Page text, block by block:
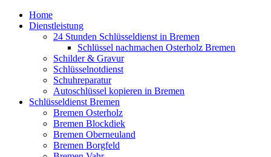
Home
Dienstleistung
24 Stunden Schlüsseldienst in Bremen
Schlüssel nachmachen Osterholz Bremen
Schilder & Gravur
Schlüsselnotdienst
Schuhreparatur
Autoschlüssel kopieren in Bremen
Schlüsseldienst Bremen
Bremen Osterholz
Bremen Blockdiek
Bremen Oberneuland
Bremen Borgfeld